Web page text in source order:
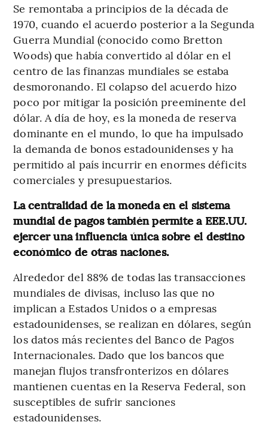
Se remontaba a principios de la década de
1970, cuando el acuerdo posterior a la Segunda
Guerra Mundial (conocido como Bretton
Woods) que había convertido al dólar en el
centro de las finanzas mundiales se estaba
desmoronando. El colapso del acuerdo hizo
poco por mitigar la posición preeminente del
dólar. A día de hoy, es la moneda de reserva
dominante en el mundo, lo que ha impulsado
la demanda de bonos estadounidenses y ha
permitido al país incurrir en enormes déficits
comerciales y presupuestarios.
La centralidad de la moneda en el sistema
mundial de pagos también permite a EEE.UU.
ejercer una influencia única sobre el destino
económico de otras naciones.
Alrededor del 88% de todas las transacciones
mundiales de divisas, incluso las que no
implican a Estados Unidos o a empresas
estadounidenses, se realizan en dólares, según
los datos más recientes del Banco de Pagos
Internacionales. Dado que los bancos que
manejan flujos transfronterizos en dólares
mantienen cuentas en la Reserva Federal, son
susceptibles de sufrir sanciones
estadounidenses.